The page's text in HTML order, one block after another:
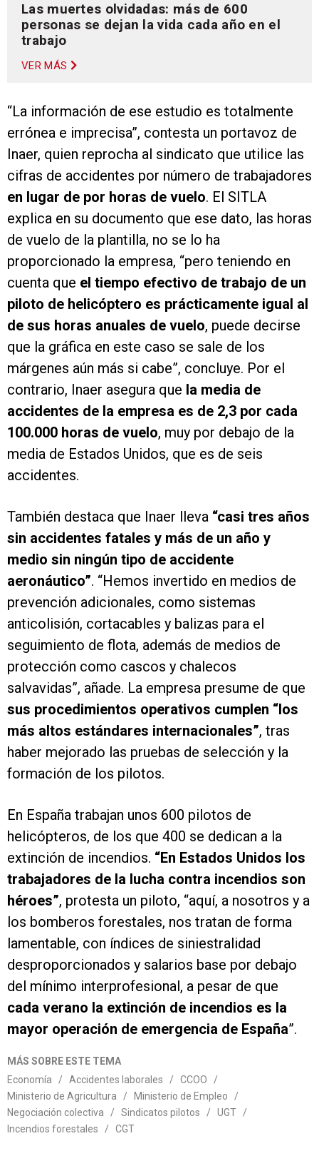
Las muertes olvidadas: más de 600
personas se dejan la vida cada año en el
trabajo
VER MÁS
“La información de ese estudio es totalmente
errónea e imprecisa”, contesta un portavoz de
Inaer, quien reprocha al sindicato que utilice las
cifras de accidentes por número de trabajadores
en lugar de por horas de vuelo. El SITLA
explica en su documento que ese dato, las horas
de vuelo de la plantilla, no se lo ha
proporcionado la empresa, “pero teniendo en
cuenta que el tiempo efectivo de trabajo de un
piloto de helicóptero es prácticamente igual al
de sus horas anuales de vuelo, puede decirse
que la gráfica en este caso se sale de los
márgenes aún más si cabe”, concluye. Por el
contrario, Inaer asegura que la media de
accidentes de la empresa es de 2,3 por cada
100.000 horas de vuelo, muy por debajo de la
media de Estados Unidos, que es de seis
accidentes.
También destaca que Inaer lleva “casi tres años
sin accidentes fatales y más de un año y
medio sin ningún tipo de accidente
aeronáutico”. “Hemos invertido en medios de
prevención adicionales, como sistemas
anticolisión, cortacables y balizas para el
seguimiento de flota, además de medios de
protección como cascos y chalecos
salvavidas”, añade. La empresa presume de que
sus procedimientos operativos cumplen “los
más altos estándares internacionales”, tras
haber mejorado las pruebas de selección y la
formación de los pilotos.
En España trabajan unos 600 pilotos de
helicópteros, de los que 400 se dedican a la
extinción de incendios. “En Estados Unidos los
trabajadores de la lucha contra incendios son
héroes”, protesta un piloto, “aquí, a nosotros y a
los bomberos forestales, nos tratan de forma
lamentable, con índices de siniestralidad
desproporcionados y salarios base por debajo
del mínimo interprofesional, a pesar de que
cada verano la extinción de incendios es la
mayor operación de emergencia de España”.
MÁS SOBRE ESTE TEMA
Economía
/ Accidentes laborales / CCOO
/
Ministerio de Agricultura
/ Ministerio de Empleo
/
Negociación colectiva
/ Sindicatos pilotos / UGT
/
Incendios forestales
/ CGT